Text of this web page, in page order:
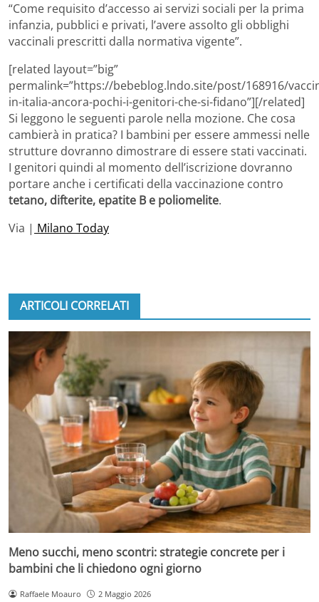
“Come requisito d’accesso ai servizi sociali per la prima
infanzia, pubblici e privati, l’avere assolto gli obblighi
vaccinali prescritti dalla normativa vigente”.
[related layout=”big”
permalink=”https://bebeblog.lndo.site/post/168916/
in-italia-ancora-pochi-i-genitori-che-si-fidano”][/related]
Si leggono le seguenti parole nella mozione. Che cosa
cambierà in pratica? I bambini per essere ammessi nelle
strutture dovranno dimostrare di essere stati vaccinati.
I genitori quindi al momento dell’iscrizione dovranno
portare anche i certificati della vaccinazione contro
tetano, difterite, epatite B e poliomelite.
Via | Milano Today
ARTICOLI CORRELATI
Meno succhi, meno scontri: strategie concrete per i
bambini che li chiedono ogni giorno
Raffaele Moauro 2 Maggio 2026